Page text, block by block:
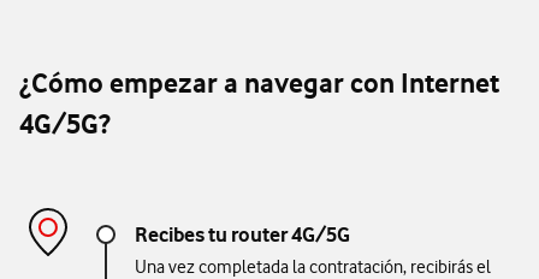
¿Cómo empezar a navegar con Internet
4G/5G?
Recibes tu router 4G/5G
Una vez completada la contratación, recibirás el